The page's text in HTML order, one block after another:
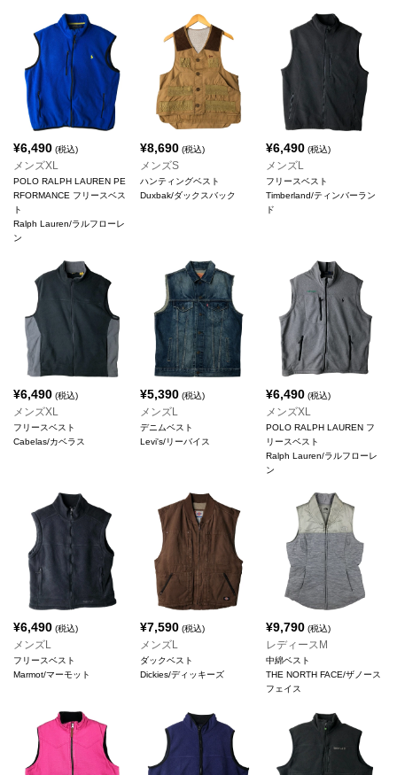
¥6,490 (税込)
メンズXL
POLO RALPH LAUREN PE
RFORMANCE フリースベス
ト
Ralph Lauren/ラルフローレ
ン
¥8,690(税込)
メンズS
ハンティングベスト
Duxbak/ダックスバック
¥6,490 (税込)
メンズL
フリースベスト
Timberland/ティンバーラン
ド
¥6,490 (税込)
メンズXL
フリースベスト
Cabelas/カベラス
¥5,390(税込)
メンズL
デニムベスト
Levi's/リーバイス
¥6,490 (税込)
メンズXL
POLO RALPH LAUREN フ
リースベスト
Ralph Lauren/ラルフローレ
ン
¥6,490 (税込)
メンズL
フリースベスト
Marmot/マーモット
¥7,590(税込)
メンズL
ダックベスト
Dickies/ディッキーズ
¥9,790 (税込)
レディースM
中綿ベスト
THE NORTH FACE/ザノース
フェイス